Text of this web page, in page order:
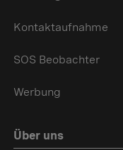
Kontaktaufnahme
SOS Beobachter
Werbung
Über uns